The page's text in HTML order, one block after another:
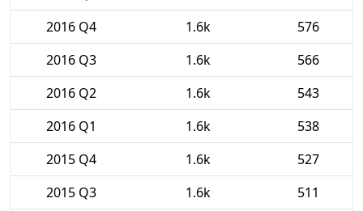
2016 Q4
1.6k
576
2016 Q3
1.6k
566
2016 Q2
1.6k
543
2016 Q1
1.6k
538
2015 Q4
1.6k
527
2015 Q3
1.6k
511